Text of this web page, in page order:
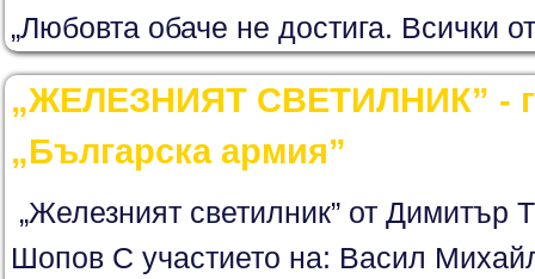
„Любовта обаче не достига. Всички
„ЖЕЛЕЗНИЯТ СВЕТИЛНИК” -
„Българска армия”
„Железният светилник” от Димитър
Шопов С участието на: Васил